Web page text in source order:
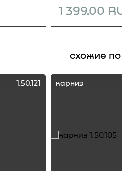
1 399.00
схожие
1.50.121 карниз